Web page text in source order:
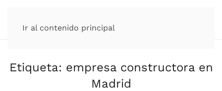
Ir al contenido principal
Etiqueta: empresa constructora en
Madrid